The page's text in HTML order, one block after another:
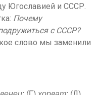
Югославией и СССР.
Почему
с СССР?
слово мы заменили